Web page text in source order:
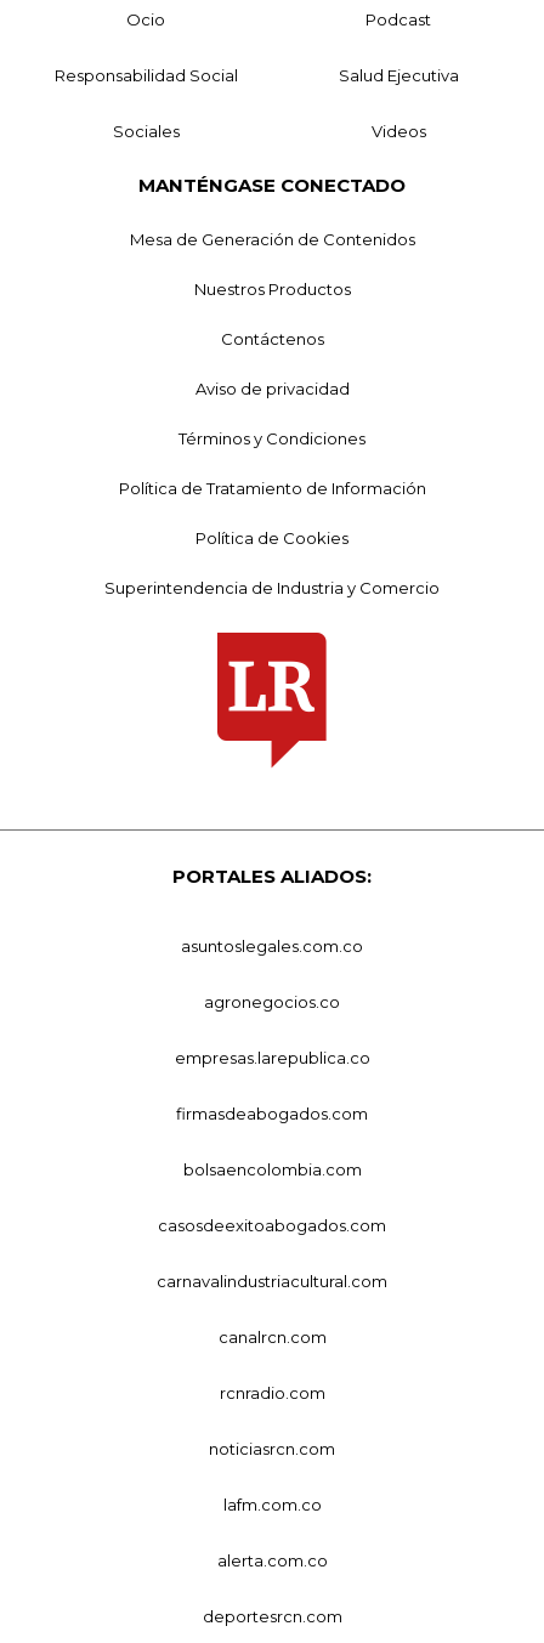
Ocio Podcast
Responsabilidad Social Salud Ejecutiva
Sociales Videos
MANTÉNGASE CONECTADO
Mesa de Generación de Contenidos
Nuestros Productos
Contáctenos
Aviso de privacidad
Términos y Condiciones
Política de Tratamiento de Información
Política de Cookies
Superintendencia de Industria y Comercio
PORTALES ALIADOS:
asuntoslegales.com.co
agronegocios.co
empresas.larepublica.co
firmasdeabogados.com
bolsaencolombia.com
casosdeexitoabogados.com
carnavalindustriacultural.com
canalrcn.com
rcnradio.com
noticiasrcn.com
lafm.com.co
alerta.com.co
deportesrcn.com